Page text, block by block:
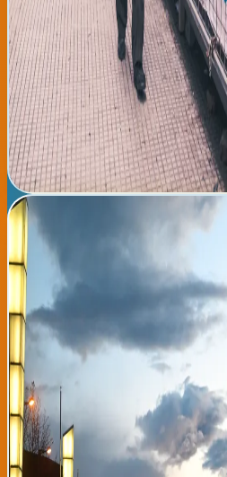
décadas, demanda de
locales vulnerables, y búsqueda de
presiones geopolíticas
latinoamericanas en Europa, estos
significativos, generando debates
compromiso político a distancia, y
países. Las redes sociales en la
muestran una movilización sin
eventos políticos simultáneos.
Leer noticia completa →
Miércoles tropical en Bilbao y
intermitentes por la tarde
Este miércoles 5 de agosto, el País
jornada con temperaturas
nublado, aunque con alertas de
media tarde. La temperatura
centígrados en Bilbao y 25 en
rondarán los 18 grados. Los vientos
entre 15 y 25 kilómetros por hora,
de costa. La Agencia Estatal de
de lluvia débil a moderada para la
entre las 17:00 y las 21:00 horas,
que lleven paraguas si salen a la